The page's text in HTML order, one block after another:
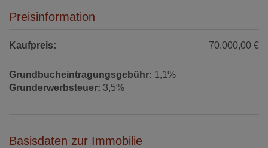
Preisinformation
Kaufpreis: 70.000,00 €
Grundbucheintragungsgebühr: 1,1%
Grunderwerbsteuer: 3,5%
Basisdaten zur Immobilie